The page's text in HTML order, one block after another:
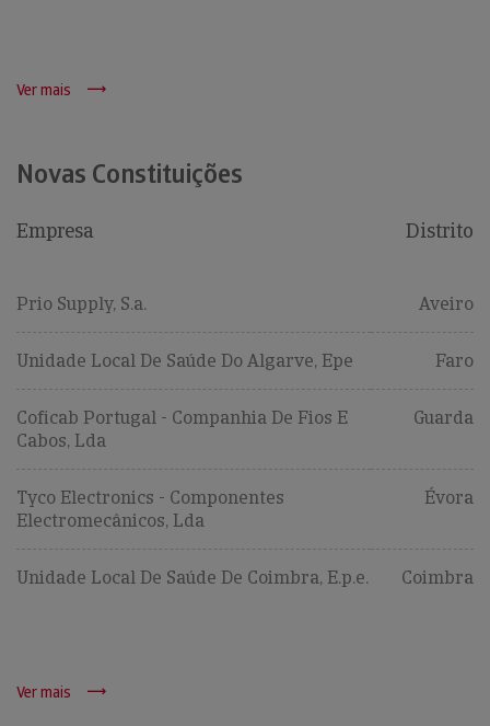
Ver mais
Novas Constituições
Empresa Distrito
Prio Supply, S.a. Aveiro
Unidade Local De Saúde Do Algarve, Epe Faro
Coficab Portugal - Companhia De Fios E
Cabos, Lda
Guarda
Tyco Electronics - Componentes
Electromecânicos, Lda
Évora
Unidade Local De Saúde De Coimbra, E.p.e. Coimbra
Ver mais